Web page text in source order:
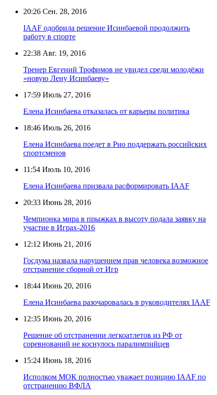
20:26 Сен. 28, 2016
IAAF одобрила решение Исинбаевой продолжить
работу в спорте
22:38 Авг. 19, 2016
Тренер Евгений Трофимов не увидел среди молодёжи
«новую Лену Исинбаеву»
17:59 Июль 27, 2016
Елена Исинбаева отказалась от карьеры политика
18:46 Июль 26, 2016
Елена Исинбаева поедет в Рио поддержать российских
спортсменов
11:54 Июль 10, 2016
Елена Исинбаева призвала расформировать IAAF
20:33 Июнь 28, 2016
Чемпионка мира в прыжках в высоту подала заявку на
участие в Играх-2016
12:12 Июнь 21, 2016
Госдума назвала нарушением прав человека возможное
отстранение сборной от Игр
18:44 Июнь 20, 2016
Елена Исинбаева разочаровалась в руководителях IAAF
12:35 Июнь 20, 2016
Решение об отстранении легкоатлетов из РФ от
соревнований не коснулось паралимпийцев
15:24 Июнь 18, 2016
Исполком МОК полностью уважает позицию IAAF по
отстранению ВФЛА